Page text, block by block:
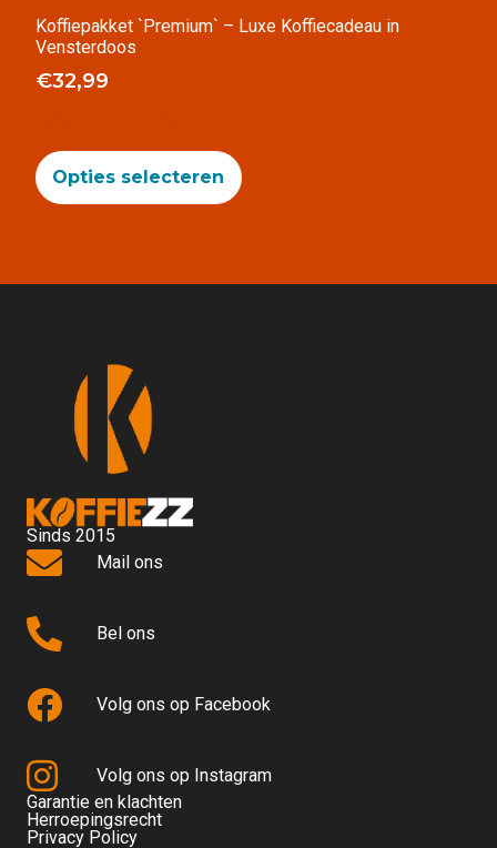
Koffiepakket `Premium` – Luxe Koffiecadeau in
Vensterdoos
€32,99
Opties selecteren
Sinds 2015
Mail ons
Bel ons
Volg ons op Facebook
Volg ons op Instagram
Garantie en klachten
Herroepingsrecht
Privacy Policy